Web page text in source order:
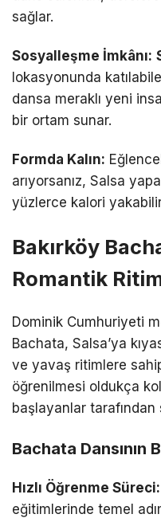
sağlar.
Sosyalleşme İmkânı:
lokasyonunda
dansa meraklı yeni
bir ortam sunar.
Formda Kalın:
arıyorsanız, Salsa
yüzlerce kalori
Bakırköy
Romantik
Dominik Cumhuriyeti
Bachata, Salsa’ya
ve yavaş ritimlere
öğrenilmesi oldukça
başlayanlar tarafından
Bachata Dansının
Hızlı Öğrenme Süreci:
eğitimlerinde temel